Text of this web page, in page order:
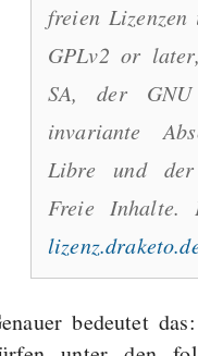
freien
GPLv2 or
SA, der
invariante
Libre und
Freie Inhalte.
bedeutet
EU
Es
West